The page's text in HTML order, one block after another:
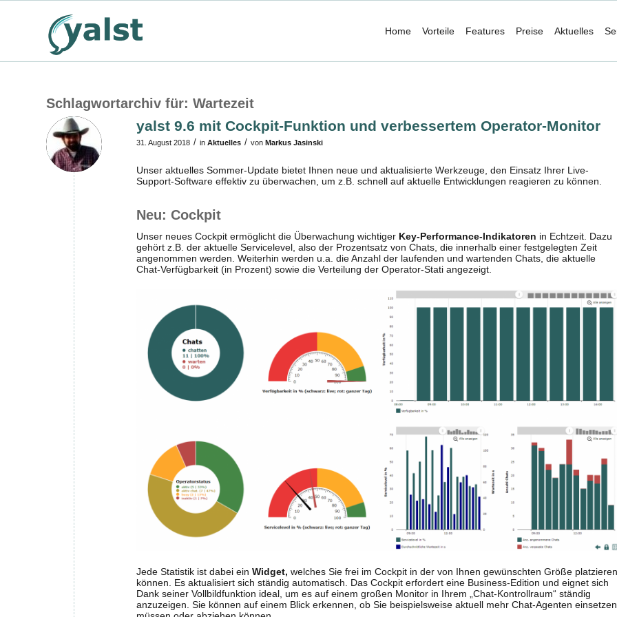
Home Vorteile Features Preise Aktuelles
Schlagwortarchiv für: Wartezeit
yalst 9.6 mit Cockpit-Funktion und verbessertem Operator-Monitor
31. August 2018 / in Aktuelles / von Markus Jasinski
Unser aktuelles Sommer-Update bietet Ihnen neue und aktualisierte Werkzeuge, den Einsatz Ihrer Live-
Support-Software effektiv zu überwachen, um z.B. schnell auf aktuelle Entwicklungen reagieren zu können.
Neu: Cockpit
Unser neues Cockpit ermöglicht die Überwachung wichtiger Key-Performance-Indikatoren in Echtzeit. Dazu
gehört z.B. der aktuelle Servicelevel, also der Prozentsatz von Chats, die innerhalb einer festgelegten Zeit
angenommen werden. Weiterhin werden u.a. die Anzahl der laufenden und wartenden Chats, die aktuelle
Chat-Verfügbarkeit (in Prozent) sowie die Verteilung der Operator-Stati angezeigt.
Jede Statistik ist dabei ein Widget, welches Sie frei im Cockpit in der von Ihnen gewünschten Größe platzieren
können. Es aktualisiert sich ständig automatisch. Das Cockpit erfordert eine Business-Edition und eignet sich
Dank seiner Vollbildfunktion ideal, um es auf einem großen Monitor in Ihrem „Chat-Kontrollraum“ ständig
anzuzeigen. Sie können auf einem Blick erkennen, ob Sie beispielsweise aktuell mehr Chat-Agenten einsetzen